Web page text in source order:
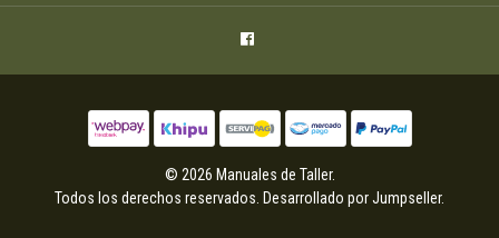
© 2026 Manuales de Taller.
Todos los derechos reservados. Desarrollado por Jumpseller.